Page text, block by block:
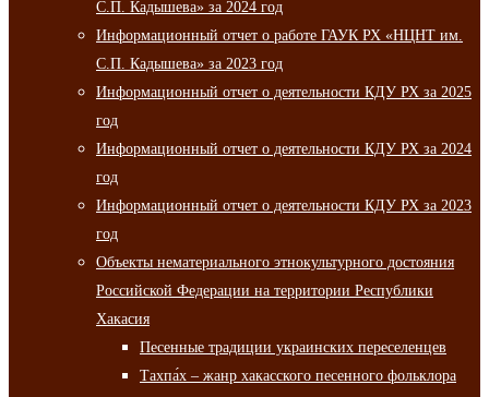
С.П. Кадышева» за 2024 год
Информационный отчет о работе ГАУК РХ «НЦНТ им.
С.П. Кадышева» за 2023 год
Информационный отчет о деятельности КДУ РХ за 2025
год
Информационный отчет о деятельности КДУ РХ за 2024
год
Информационный отчет о деятельности КДУ РХ за 2023
год
Объекты нематериального этнокультурного достояния
Российской Федерации на территории Республики
Хакасия
Песенные традиции украинских переселенцев
Тахпа́х – жанр хакасского песенного фольклора